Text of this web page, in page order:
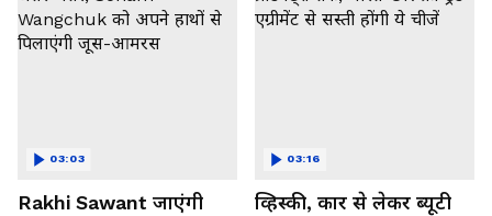
Rakhi Sawant जाएंगी
03:03
व्हिस्की, कार से लेकर ब्यूटी
03:16